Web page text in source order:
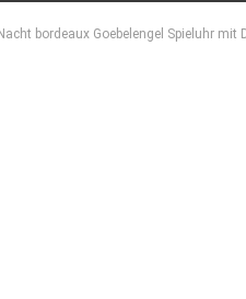
bordeaux Goebelengel Spieluhr mit